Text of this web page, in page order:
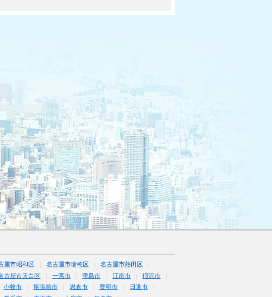
屋市昭和区 名古屋市瑞穂区
名古屋市熱田区
古屋市天白区 一宮市 津島市 江南市
稲沢市
小牧市 尾張旭市 岩倉市 豊明市
日進市